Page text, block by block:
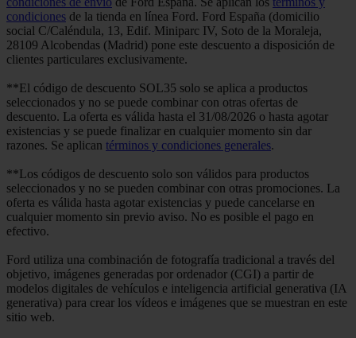
condiciones de la tienda en línea Ford. Ford España (domicilio
social C/Caléndula, 13, Edif. Miniparc IV, Soto de la Moraleja,
28109 Alcobendas (Madrid) pone este descuento a disposición de
clientes particulares exclusivamente.
**El código de descuento SOL35 solo se aplica a productos
seleccionados y no se puede combinar con otras ofertas de
descuento. La oferta es válida hasta el 31/08/2026 o hasta agotar
existencias y se puede finalizar en cualquier momento sin dar
razones. Se aplican términos y condiciones generales.
**Los códigos de descuento solo son válidos para productos
seleccionados y no se pueden combinar con otras promociones. La
oferta es válida hasta agotar existencias y puede cancelarse en
cualquier momento sin previo aviso. No es posible el pago en
efectivo.
Ford utiliza una combinación de fotografía tradicional a través del
objetivo, imágenes generadas por ordenador (CGI) a partir de
modelos digitales de vehículos e inteligencia artificial generativa (IA
generativa) para crear los vídeos e imágenes que se muestran en este
sitio web.